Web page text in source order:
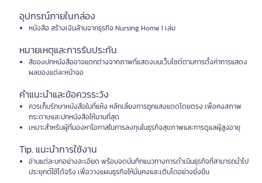
อุปกรณ์ภายในกล่อง
หนังสือ สร้างเงินล้านจากธุรกิจ Nursing Home 1 เล่ม
หมายเหตุและการรับประกัน
สีของปกหนังสืออาจแตกต่างจากภาพที่แสดงบนเว็บไซต์ตามการตั้งค่าการแสดง
ผลของแต่ละหน้าจอ
คำแนะนำและข้อควรระวัง
ควรเก็บรักษาหนังสือในที่แห้ง หลีกเลี่ยงการถูกแสงแดดโดยตรง เพื่อคงสภาพ
กระดาษและปกหนังสือให้นานที่สุด
เหมาะสำหรับผู้ที่มองหาโอกาสในการลงทุนในธุรกิจสุขภาพและการดูแลผู้สูงอายุ
Tip. แนะนำการใช้งาน
อ่านแต่ละบทอย่างละเอียด พร้อมจดบันทึกแนวทางการดำเนินธุรกิจที่สามารถนำไป
ประยุกต์ใช้ได้จริง เพื่อวางแผนธุรกิจให้มั่นคงและเติบโตอย่างยั่งยืน